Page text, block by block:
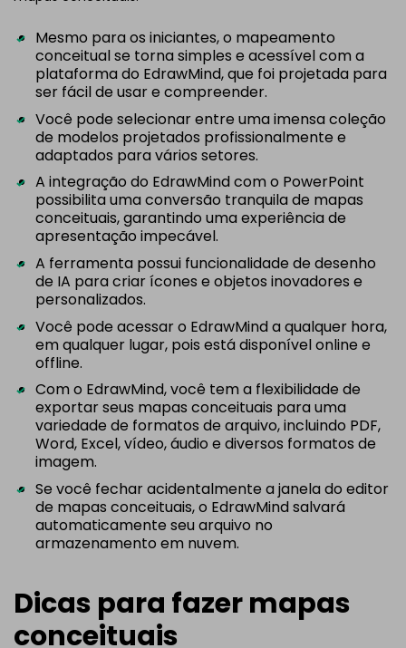
Mesmo para os iniciantes, o mapeamento
conceitual se torna simples e acessível com a
plataforma do EdrawMind, que foi projetada para
ser fácil de usar e compreender.
Você pode selecionar entre uma imensa coleção
de modelos projetados profissionalmente e
adaptados para vários setores.
A integração do EdrawMind com o PowerPoint
possibilita uma conversão tranquila de mapas
conceituais, garantindo uma experiência de
apresentação impecável.
A ferramenta possui funcionalidade de desenho
de IA para criar ícones e objetos inovadores e
personalizados.
Você pode acessar o EdrawMind a qualquer hora,
em qualquer lugar, pois está disponível online e
offline.
Com o EdrawMind, você tem a flexibilidade de
exportar seus mapas conceituais para uma
variedade de formatos de arquivo, incluindo PDF,
Word, Excel, vídeo, áudio e diversos formatos de
imagem.
Se você fechar acidentalmente a janela do editor
de mapas conceituais, o EdrawMind salvará
automaticamente seu arquivo no
armazenamento em nuvem.
Dicas para fazer mapas
conceituais